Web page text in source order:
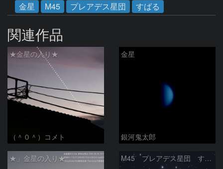
金星
M45 プレアデス星団 すばる
関連作品
★金星の入り★
（＾０＾）コメト
金星
銀河鬼太郎
★」金星の入り★ M45 プレアデス星団 すばる